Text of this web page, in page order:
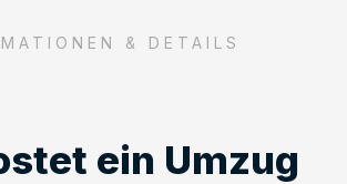
& DETAILS
ein Umzug